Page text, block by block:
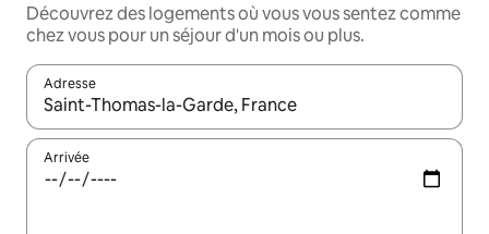
Découvrez des logements où vous vous sentez comme
chez vous pour un séjour d'un mois ou plus.
Adresse
Lorsque les résultats s'affichent, utilisez les flèches vers le
Arrivée